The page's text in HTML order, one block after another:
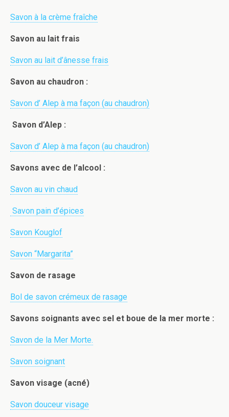
Savon à la crème fraîche
Savon au lait frais
Savon au lait d’ânesse frais
Savon au chaudron :
Savon d’ Alep à ma façon (au chaudron)
Savon d’Alep :
Savon d’ Alep à ma façon (au chaudron)
Savons avec de l’alcool :
Savon au vin chaud
Savon pain d’épices
Savon Kouglof
Savon “Margarita”
Savon de rasage
Bol de savon crémeux de rasage
Savons soignants avec sel et boue de la mer morte :
Savon de la Mer Morte.
Savon soignant
Savon visage (acné)
Savon douceur visage